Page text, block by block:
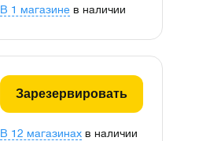
В 1 магазине в наличии
Зарезервировать
В 12 магазинах в наличии